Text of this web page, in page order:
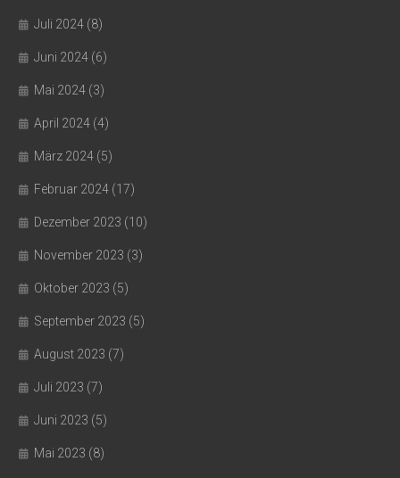
Juli 2024 (8)
Juni 2024 (6)
Mai 2024 (3)
April 2024 (4)
März 2024 (5)
Februar 2024 (17)
Dezember 2023 (10)
November 2023 (3)
Oktober 2023 (5)
September 2023 (5)
August 2023 (7)
Juli 2023 (7)
Juni 2023 (5)
Mai 2023 (8)